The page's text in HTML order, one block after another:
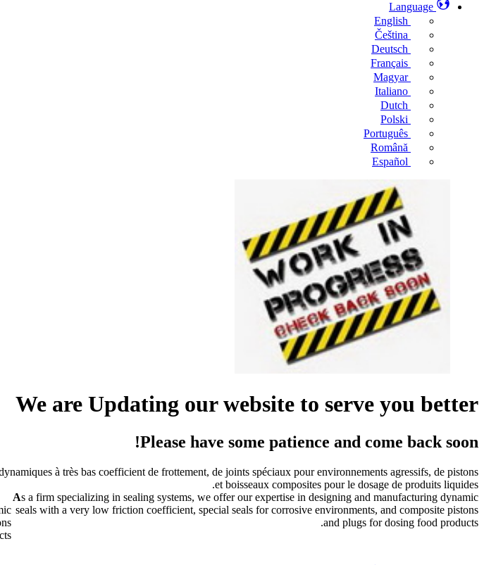
Language
English
Čeština
Deutsch
Français
Magyar
Italiano
Dutch
Polski
Português
Română
Español
We are Updating our website to serve you better
Please have some patience and come back soon!
à très bas coefficient de frottement, de joints spéciaux pour environnements agressifs, de pistons
et boisseaux composites pour le dosage de produits liquides.
As a firm specializing in sealing systems, we offer our expertise in designing and manufacturing dynamic
seals with a very low friction coefficient, special seals for corrosive environments, and composite pistons
and plugs for dosing food products.